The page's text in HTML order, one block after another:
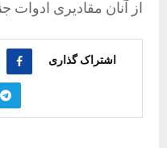
از آنان مقادیری
اشتراک گذاری